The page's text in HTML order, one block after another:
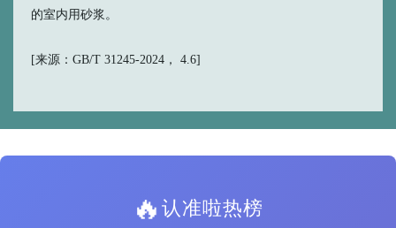
的室内用砂浆。
[来源：GB/T 31245-2024， 4.6]
🔥认准啦热榜